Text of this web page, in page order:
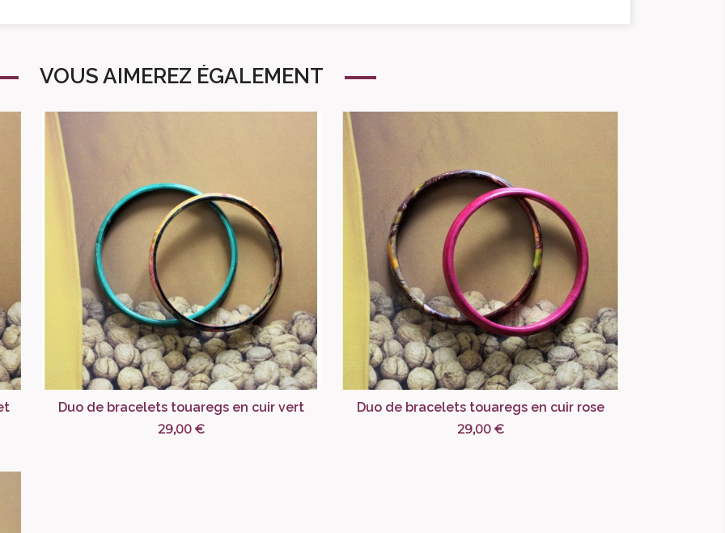
VOUS AIMEREZ ÉGALEMENT
Duo de bracelets touaregs en cuir vert
29,00 €
Duo de bracelets touaregs en cuir rose
29,00 €